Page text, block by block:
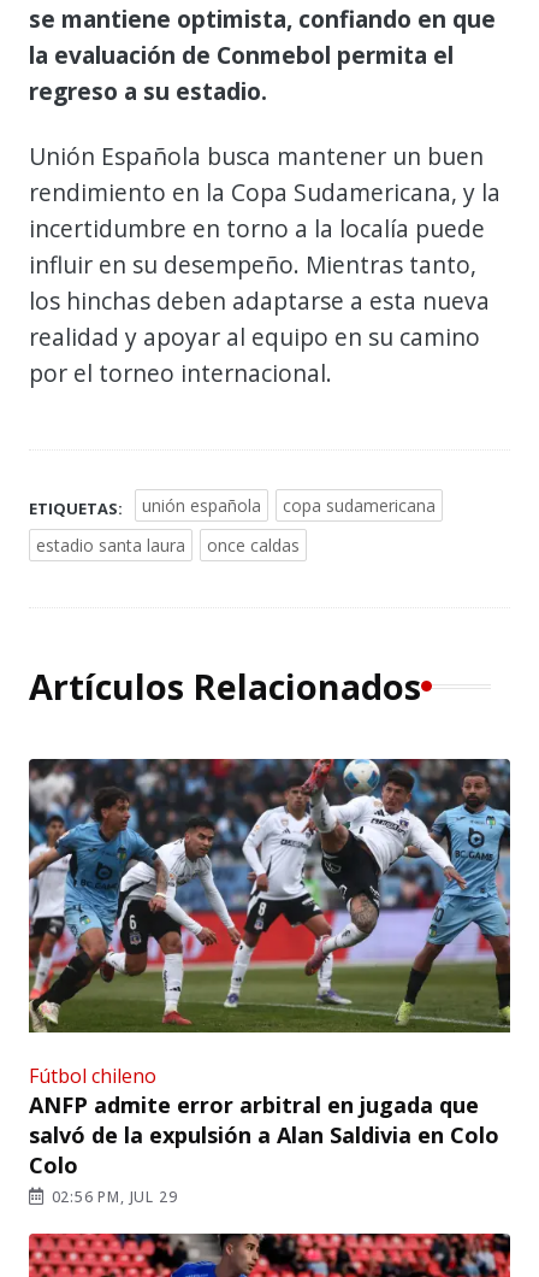
se mantiene optimista, confiando en que
la evaluación de Conmebol permita el
regreso a su estadio.
Unión Española busca mantener un buen
rendimiento en la Copa Sudamericana, y la
incertidumbre en torno a la localía puede
influir en su desempeño. Mientras tanto,
los hinchas deben adaptarse a esta nueva
realidad y apoyar al equipo en su camino
por el torneo internacional.
ETIQUETAS: unión española
copa sudamericana
estadio santa laura
once caldas
Artículos Relacionados
Fútbol chileno
ANFP admite error arbitral en jugada que
salvó de la expulsión a Alan Saldivia en Colo
Colo
02:56 PM, JUL 29